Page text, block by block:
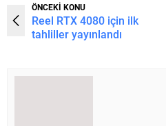
ÖNCEKİ KONU
Reel RTX 4080 için ilk
tahliller yayınlandı